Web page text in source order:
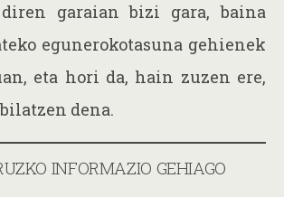
diren garaian bizi gara, baina
egunerokotasuna gehienek
eta hori da, hain zuzen ere,
dena.
INFORMAZIO GEHIAGO